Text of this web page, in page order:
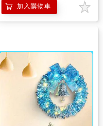
加入購物車